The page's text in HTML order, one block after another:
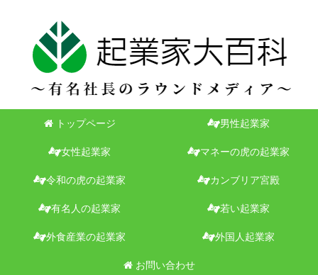
トップページ 男性起業家
女性起業家 マネーの虎の起業家
令和の虎の起業家 カンブリア宮殿
有名人の起業家 若い起業家
外食産業の起業家 外国人起業家
お問い合わせ